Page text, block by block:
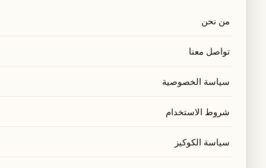
من نحن
تواصل معنا
سياسة الخصوصية
شروط الاستخدام
سياسة الكوكيز